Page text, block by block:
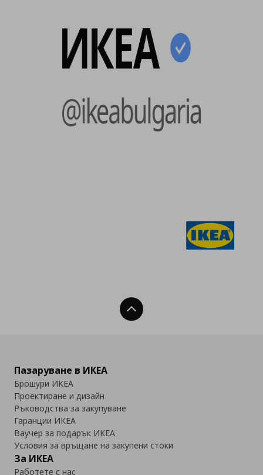
Нагоре
Пазаруване в ИКЕА
Брошури ИКЕА
Проектиране и дизайн
Ръководства за закупуване
Гаранции ИКЕА
Ваучер за подарък ИКЕА
Условия за връщане на закупени стоки
За ИКЕА
Работете с нас